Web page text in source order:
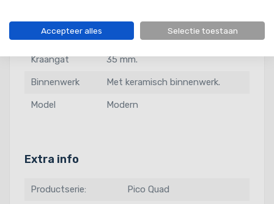
Uitlooptype Normale uitloop.
Kraangat 35 mm.
Binnenwerk Met keramisch binnenwerk.
Model Modern
Extra info
Productserie: Pico Quad
Accepteer alles Selectie toestaan